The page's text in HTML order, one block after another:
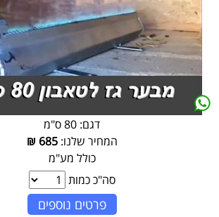
דגם: 80 ס"מ
המחיר שלנו:685
₪
כולל מע"מ
סה"כ כמות
פרטים נוספים